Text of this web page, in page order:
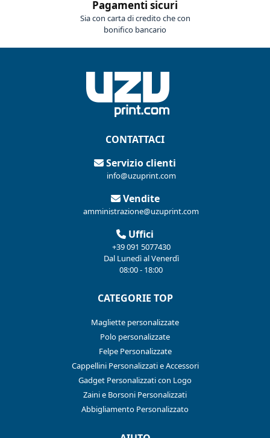
Pagamenti sicuri
Sia con carta di credito che con
bonifico bancario
CONTATTACI
Servizio clienti
info@uzuprint.com
Vendite
amministrazione@uzuprint.com
Uffici
+39 091 5077430
Dal Lunedì al Venerdì
08:00 - 18:00
CATEGORIE TOP
Magliette personalizzate
Polo personalizzate
Felpe Personalizzate
Cappellini Personalizzati e Accessori
Gadget Personalizzati con Logo
Zaini e Borsoni Personalizzati
Abbigliamento Personalizzato